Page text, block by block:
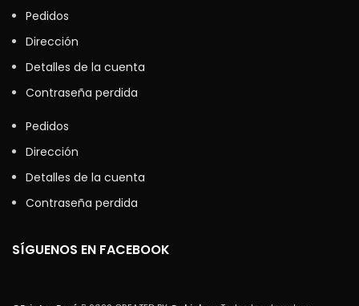
Pedidos
Dirección
Detalles de la cuenta
Contraseña perdida
Pedidos
Dirección
Detalles de la cuenta
Contraseña perdida
SÍGUENOS EN FACEBOOK